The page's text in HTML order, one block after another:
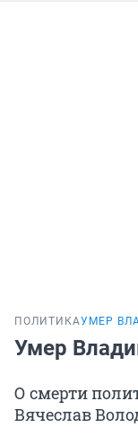
ПОЛИТИКАУМЕР
Умер
О смерти
Вячеслав